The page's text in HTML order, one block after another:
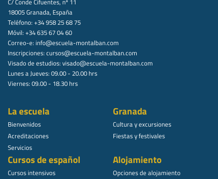
C/ Conde Cifuentes, nº 11
18005 Granada, España
Teléfono: +34 958 25 68 75
Móvil: +34 635 67 04 60
Correo-e: info@escuela-montalban.com
Inscripciones: cursos@escuela-montalban.com
Visado de estudios: visado@escuela-montalban.com
Lunes a Jueves: 09.00 - 20.00 hrs
Viernes: 09.00 - 18.30 hrs
La escuela
Bienvenidos
Acreditaciones
Servicios
Granada
Cultura y excursiones
Fiestas y festivales
Cursos de español
Cursos intensivos
Alojamiento
Opciones de alojamiento